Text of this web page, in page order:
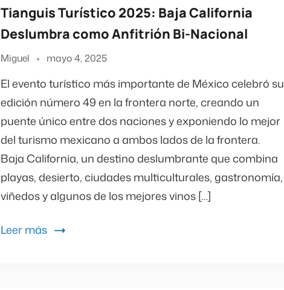
Tianguis Turístico 2025: Baja California
Deslumbra como Anfitrión Bi-Nacional
Miguel mayo 4, 2025
El evento turístico más importante de México celebró su
edición número 49 en la frontera norte, creando un
puente único entre dos naciones y exponiendo lo mejor
del turismo mexicano a ambos lados de la frontera.
Baja California, un destino deslumbrante que combina
playas, desierto, ciudades multiculturales, gastronomía,
viñedos y algunos de los mejores vinos […]
Leer más